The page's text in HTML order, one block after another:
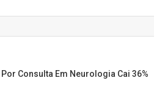
Consulta Em Neurologia Cai 36%